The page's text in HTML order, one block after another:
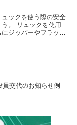
ックを使う際の安全
。 リュックを使用
ジッパーやフラップ
員交代のお知らせ例